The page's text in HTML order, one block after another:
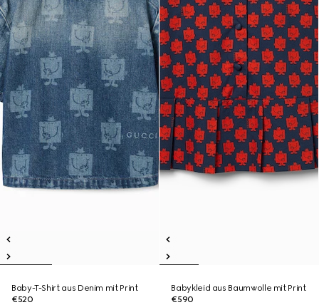
Baby-T-Shirt aus Denim mit Print
€520
Babykleid aus Baumwolle mit Print
€590